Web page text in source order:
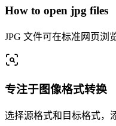
How to open jpg files
JPG 文件可在标准网页浏
专注于图像格式转换
选择源格式和目标格式，